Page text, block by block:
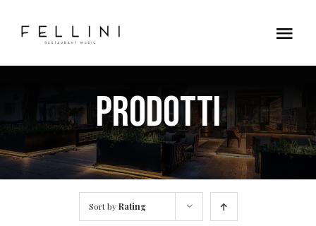
Prodotti
Sort byRating